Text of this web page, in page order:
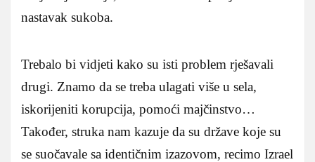
nastavak sukoba.
Trebalo bi vidjeti kako su isti problem rješavali
drugi. Znamo da se treba ulagati više u sela,
iskorijeniti korupcija, pomoći majčinstvo…
Također, struka nam kazuje da su države koje su
se suočavale sa identičnim izazovom, recimo Izrael